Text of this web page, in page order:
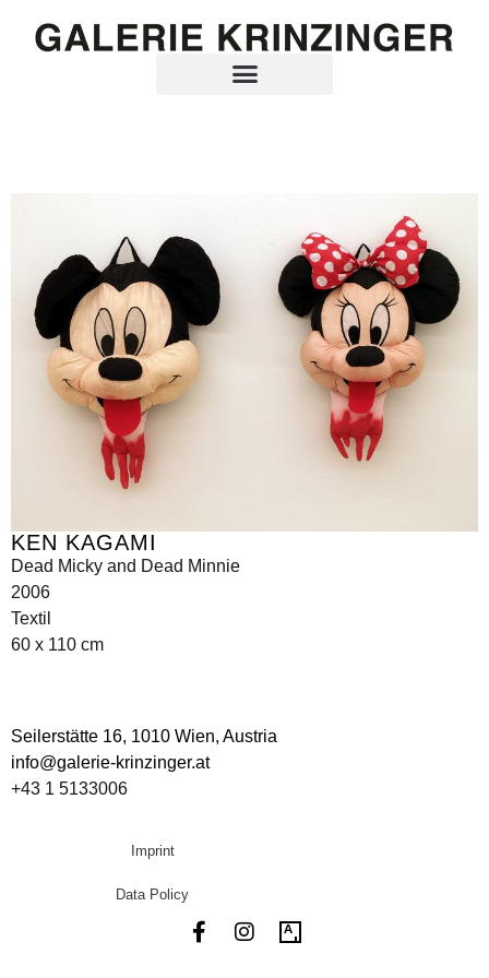
KEN KAGAMI
Dead Micky and Dead Minnie
2006
Textil
60 x 110 cm
Seilerstätte 16, 1010 Wien, Austria
info@galerie-krinzinger.at
+43 1 5133006
Imprint
Data Policy